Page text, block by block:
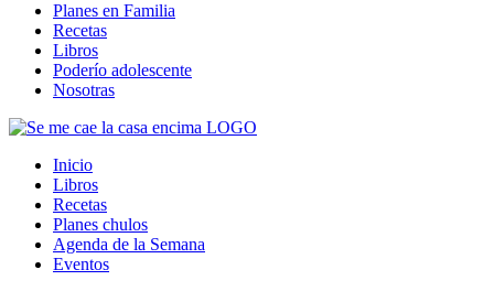
Planes en Familia
Recetas
Libros
Poderío adolescente
Nosotras
Inicio
Libros
Recetas
Planes chulos
Agenda de la Semana
Eventos